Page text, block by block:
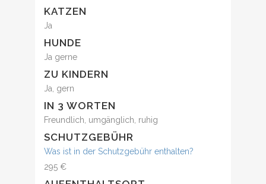
KATZEN
Ja
HUNDE
Ja gerne
ZU KINDERN
Ja, gern
IN 3 WORTEN
Freundlich, umgänglich, ruhig
SCHUTZGEBÜHR
Was ist in der Schutzgebühr enthalten?
295 €